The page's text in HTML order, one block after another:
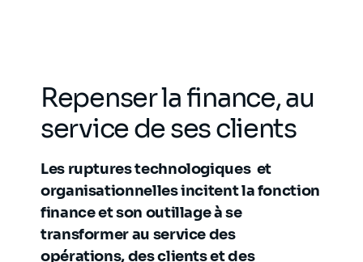
Repenser la finance, au
service de ses clients
Les ruptures technologiques et
organisationnelles incitent la fonction
finance et son outillage à se
transformer au service des
opérations, des clients et des